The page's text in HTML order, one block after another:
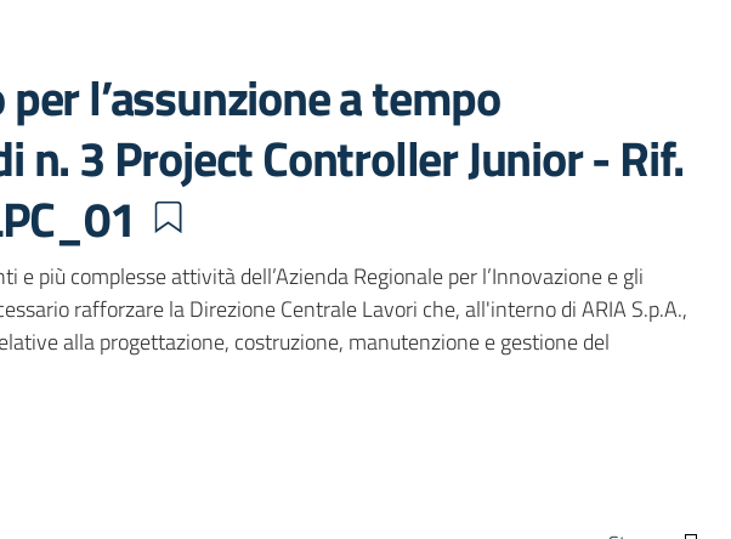
l’assunzione a tempo
n. 3 Project Controller Junior - Rif.
e più complesse attività dell’Azienda Regionale per l’Innovazione e gli
rafforzare la Direzione Centrale Lavori che, all'interno di ARIA S.p.A.,
alla progettazione, costruzione, manutenzione e gestione del